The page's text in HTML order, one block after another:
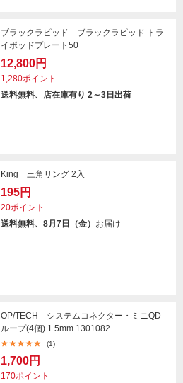
ブラックラピッド ブラックラピッド トラ
イポッドプレート50
12,800円
1,280ポイント
送料無料、店在庫有り 2～3日出荷
King 三角リング 2入
195円
20ポイント
送料無料、8月7日（金） お届け
OP/TECH システムコネクター・ミニQD
ループ(4個) 1.5mm 1301082
(1)
1,700円
170ポイント